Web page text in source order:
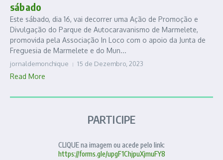
sábado
Este sábado, dia 16, vai decorrer uma Ação de Promoção e
Divulgação do Parque de Autocaravanismo de Marmelete,
promovida pela Associação In Loco com o apoio da Junta de
Freguesia de Marmelete e do Mun...
jornaldemonchique 15 de Dezembro, 2023
Read More
PARTICIPE
CLIQUE na imagem ou acede pelo link:
https://forms.gle/upgF1ChjpuXjmuFY8